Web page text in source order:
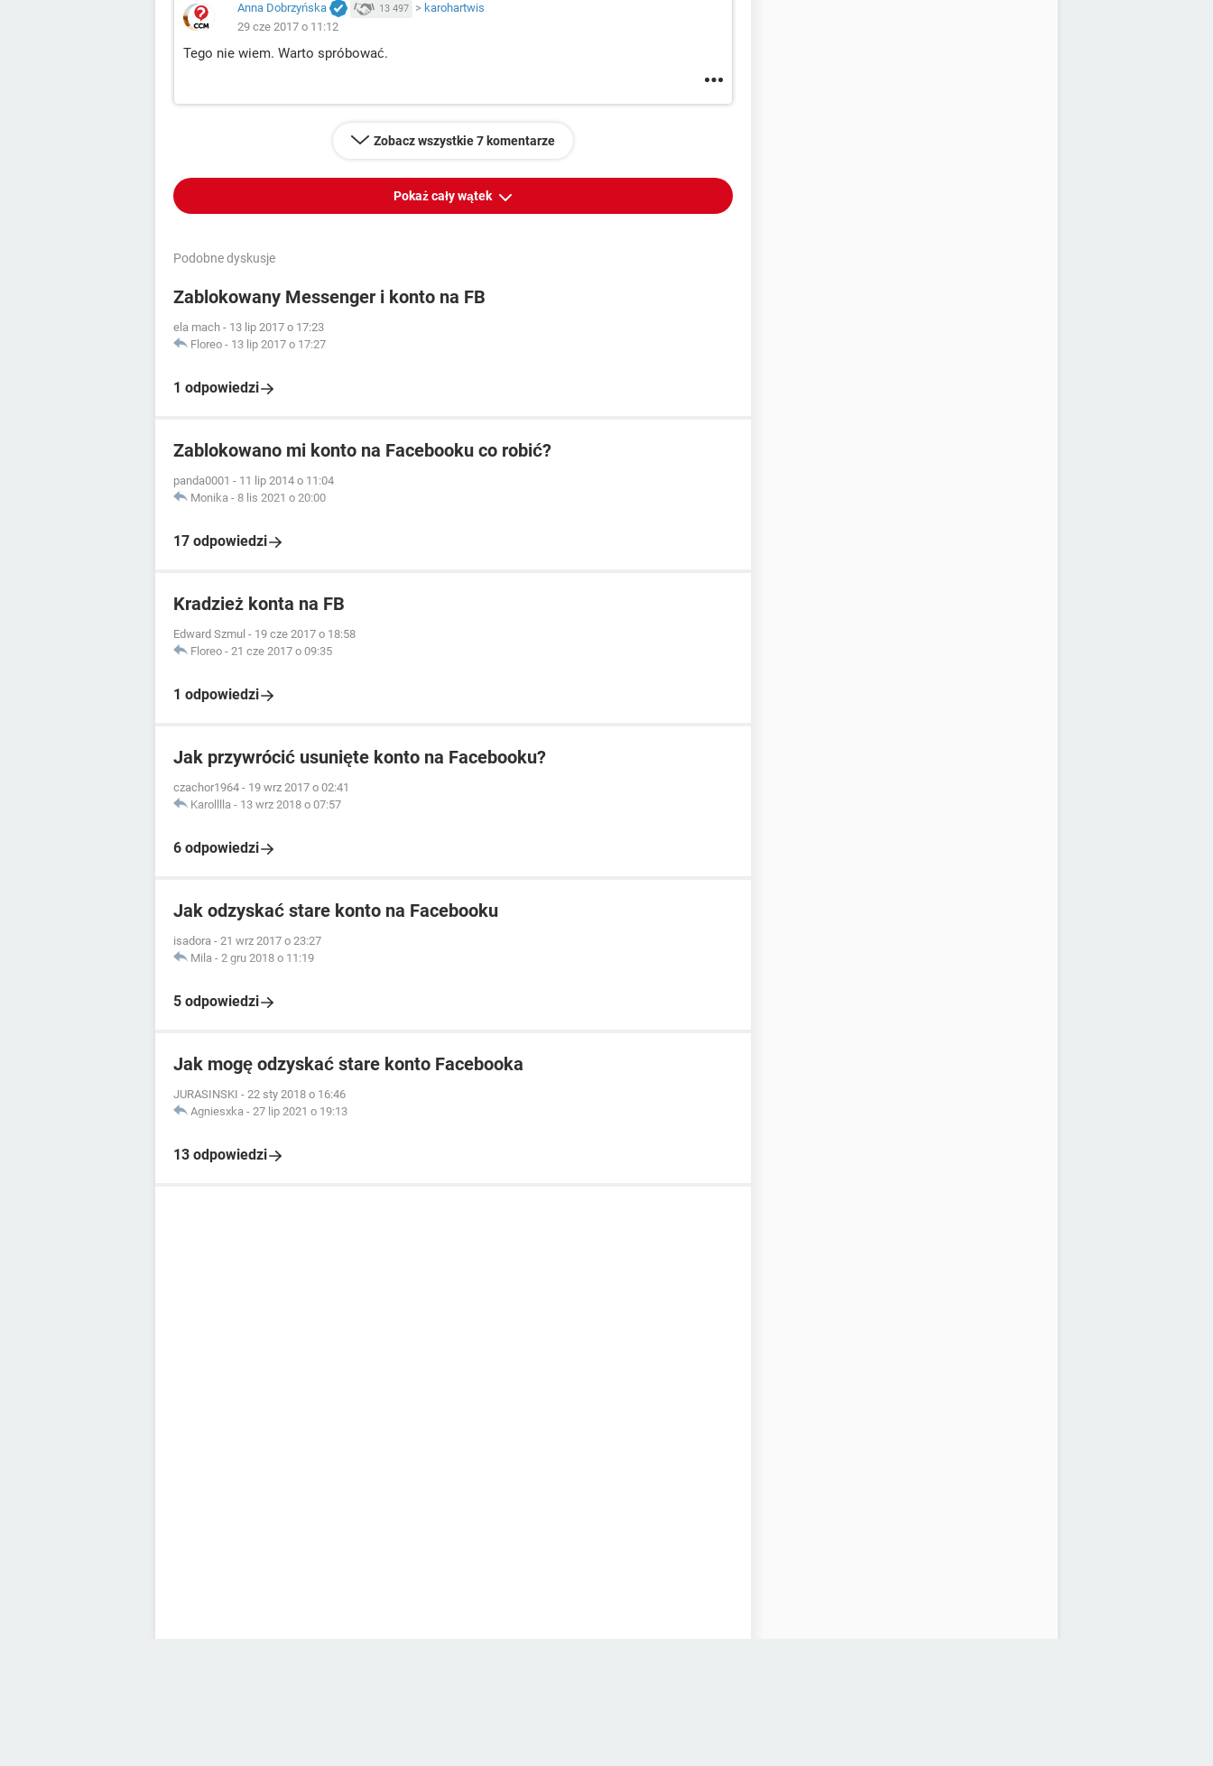
Anna Dobrzyńska 13 497 > karohartwis
29 cze 2017 o 11:12
Tego nie wiem. Warto spróbować.
Zobacz wszystkie 7 komentarze
Pokaż cały wątek
Podobne dyskusje
Zablokowany Messenger i konto na FB
ela mach - 13 lip 2017 o 17:23
Floreo - 13 lip 2017 o 17:27
1 odpowiedzi
Zablokowano mi konto na Facebooku co robić?
panda0001 - 11 lip 2014 o 11:04
Monika - 8 lis 2021 o 20:00
17 odpowiedzi
Kradzież konta na FB
Edward Szmul - 19 cze 2017 o 18:58
Floreo - 21 cze 2017 o 09:35
1 odpowiedzi
Jak przywrócić usunięte konto na Facebooku?
czachor1964 - 19 wrz 2017 o 02:41
Karolllla - 13 wrz 2018 o 07:57
6 odpowiedzi
Jak odzyskać stare konto na Facebooku
isadora - 21 wrz 2017 o 23:27
Mila - 2 gru 2018 o 11:19
5 odpowiedzi
Jak mogę odzyskać stare konto Facebooka
JURASINSKI - 22 sty 2018 o 16:46
Agniesxka - 27 lip 2021 o 19:13
13 odpowiedzi